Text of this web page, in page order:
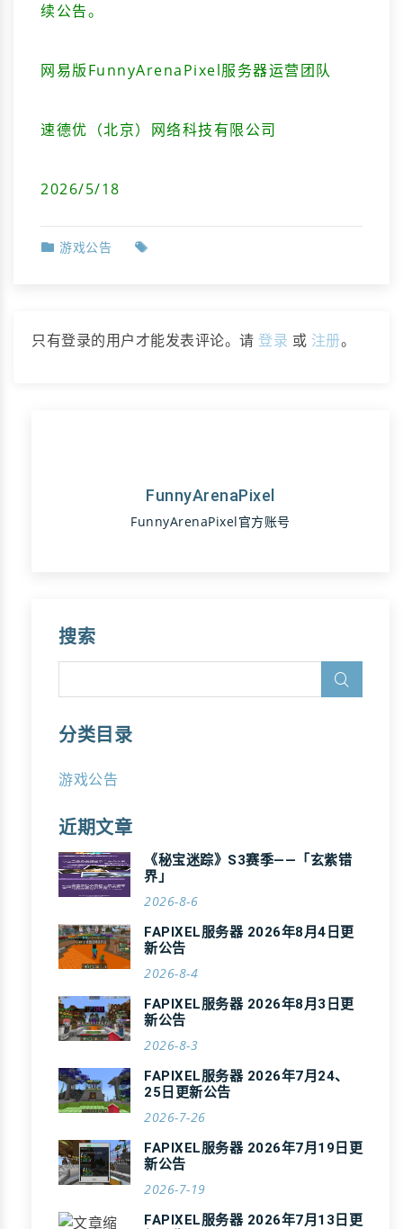
续公告。
网易版FunnyArenaPixel服务器运营团队
速德优（北京）网络科技有限公司
2026/5/18
游戏公告
只有登录的用户才能发表评论。请 登录 或 注册。
FunnyArenaPixel
FunnyArenaPixel官方账号
搜索
分类目录
游戏公告
近期文章
《秘宝迷踪》S3赛季——「玄紫错
界」
2026-8-6
FAPIXEL服务器 2026年8月4日更
新公告
2026-8-4
FAPIXEL服务器 2026年8月3日更
新公告
2026-8-3
FAPIXEL服务器 2026年7月24、
25日更新公告
2026-7-26
FAPIXEL服务器 2026年7月19日更
新公告
2026-7-19
FAPIXEL服务器 2026年7月13日更